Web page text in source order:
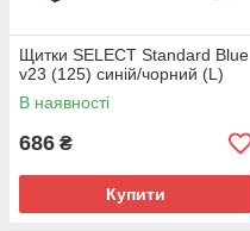
Щитки SELECT Standard Blue
v23 (125) синій/чорний (L)
В наявності
686 ₴
Купити